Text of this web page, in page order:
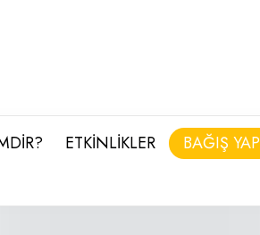
ETKİNLİKLER
BAĞIŞ YAP